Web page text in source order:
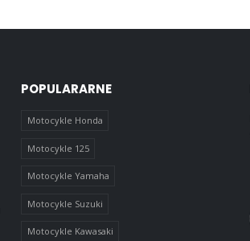
POPULARARNE
Motocykle Honda
Motocykle 125
Motocykle Yamaha
Motocykle Suzuki
Motocykle Kawasaki